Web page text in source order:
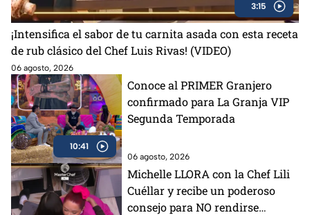
3:15
¡Intensifica el sabor de tu carnita asada con esta receta
de rub clásico del Chef Luis Rivas! (VIDEO)
06 agosto, 2026
10:41
Conoce al PRIMER Granjero
confirmado para La Granja VIP
Segunda Temporada
06 agosto, 2026
Michelle LLORA con la Chef Lili
Cuéllar y recibe un poderoso
consejo para NO rendirse